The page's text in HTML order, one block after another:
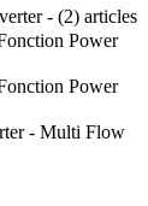
- (2) articles
Power
Power
- Multi Flow